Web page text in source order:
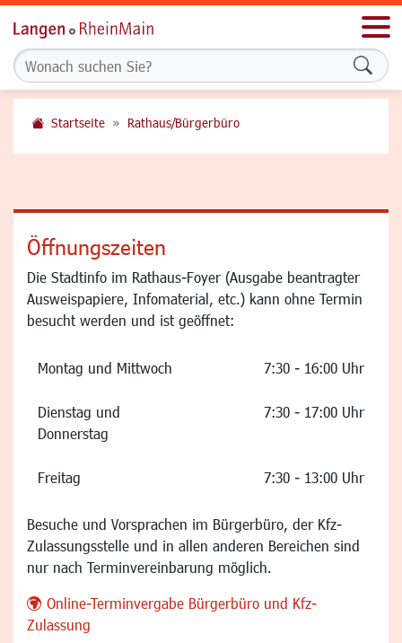
Startseite Rathaus/Bürgerbüro
Öffnungszeiten
Die Stadtinfo im Rathaus-Foyer (Ausgabe beantragter
Ausweispapiere, Infomaterial, etc.) kann ohne Termin
besucht werden und ist geöffnet:
Montag und Mittwoch 7:30 - 16:00 Uhr
Dienstag und
Donnerstag
7:30 - 17:00 Uhr
Freitag 7:30 - 13:00 Uhr
Besuche und Vorsprachen im Bürgerbüro, der Kfz-
Zulassungsstelle und in allen anderen Bereichen sind
nur nach Terminvereinbarung möglich.
Online-Terminvergabe Bürgerbüro und Kfz-
Zulassung